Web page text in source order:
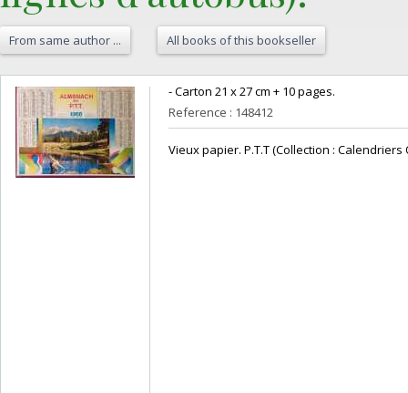
From same author ... All books of this bookseller
‎- Carton 21 x 27 cm + 10 pages.‎
Reference : 148412
‎Vieux papier. P.T.T (Collection : Calendriers